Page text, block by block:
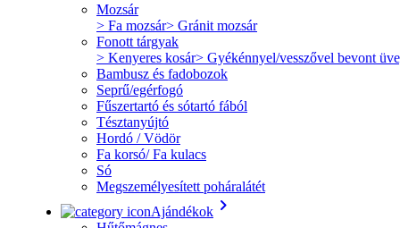
Mozsár
> Fa mozsár> Gránit mozsár
Fonott tárgyak
> Kenyeres kosár> Gyékénnyel/vesszővel bevont
Bambusz és fadobozok
Seprű/egérfogó
Fűszertartó és sótartó fából
Tésztanyújtó
Hordó / Vödör
Fa korsó/ Fa kulacs
Só
Megszemélyesített poháralátét
Ajándékok keyboard_arrow_right